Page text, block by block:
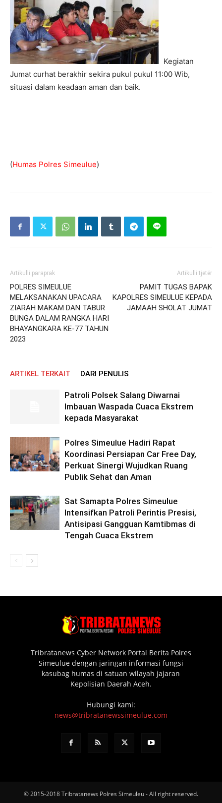
Kegiatan
Jumat curhat berakhir sekira pukul pukul 11:00 Wib,
situasi dalam keadaan aman dan baik.
(Humas Polres Simeulue)
Artikulli paraprak
POLRES SIMEULUE
MELAKSANAKAN UPACARA
ZIARAH MAKAM DAN TABUR
BUNGA DALAM RANGKA HARI
BHAYANGKARA KE-77 TAHUN
2023
Artikulli tjetër
PAMIT TUGAS BAPAK
KAPOLRES SIMEULUE KEPADA
JAMAAH SHOLAT JUMAT
ARTIKEL TERKAIT DARI PENULIS
Patroli Polsek Salang Diwarnai
Imbauan Waspada Cuaca Ekstrem
kepada Masyarakat
Polres Simeulue Hadiri Rapat
Koordinasi Persiapan Car Free Day,
Perkuat Sinergi Wujudkan Ruang
Publik Sehat dan Aman
Sat Samapta Polres Simeulue
Intensifkan Patroli Perintis Presisi,
Antisipasi Gangguan Kamtibmas di
Tengah Cuaca Ekstrem
Tribratanews Cyber Network Portal Berita Polres
Simeulue dengan jaringan informasi fungsi
kasubag humas di satuan wilayah jajaran
Kepolisian Daerah Aceh.
Hubungi kami:
news@tribratanewssimeulue.com
© 2015-2018 Tribratanews Polres Simeuleu - All right reserved.